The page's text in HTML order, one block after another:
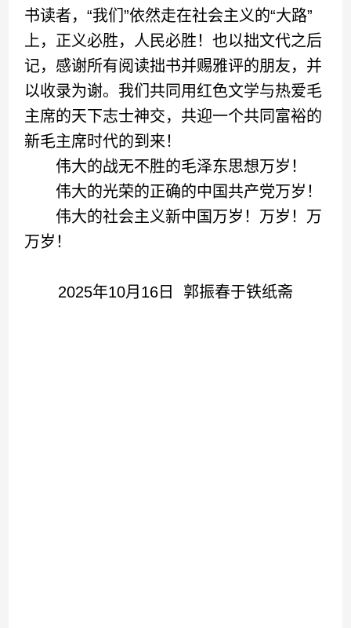
书读者，“我们”依然走在社会主义的“大路”
上，正义必胜，人民必胜！也以拙文代之后
记，感谢所有阅读拙书并赐雅评的朋友，并
以收录为谢。我们共同用红色文学与热爱毛
主席的天下志士神交，共迎一个共同富裕的
新毛主席时代的到来！
伟大的战无不胜的毛泽东思想万岁！
伟大的光荣的正确的中国共产党万岁！
伟大的社会主义新中国万岁！万岁！万
万岁！
2025年10月16日 郭振春于铁纸斋